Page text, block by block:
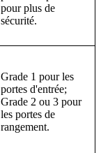
pour plus de
sécurité.
Grade 1 pour les
portes d'entrée;
Grade 2 ou 3 pour
les portes de
rangement.